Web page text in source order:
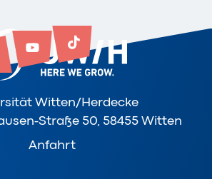
Witten/Herdecke
Straße 50, 58455 Witten
Anfahrt